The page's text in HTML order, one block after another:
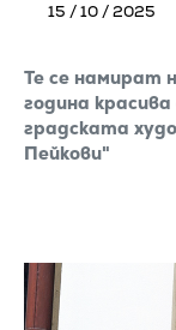
15 / 10 / 2025
Те се намират
година
градската
Пейкови"